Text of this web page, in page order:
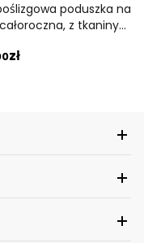
poduszka na
z tkaniny
zł